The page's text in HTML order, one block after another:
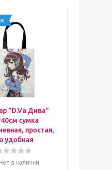
"D.Va Дива"
сумка
простая,
удобная
Нет в наличии